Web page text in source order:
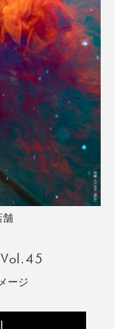
舗
ージ